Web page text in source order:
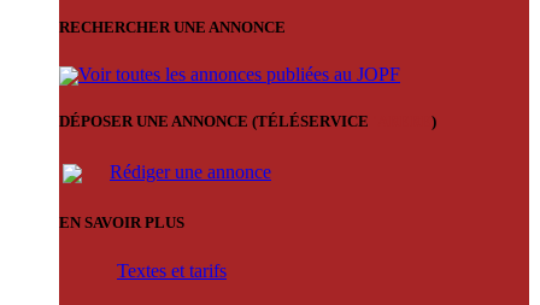
RECHERCHER UNE ANNONCE
Voir toutes les annonces publiées au JOPF
DÉPOSER UNE ANNONCE (TÉLÉSERVICE )
Rédiger une annonce
EN SAVOIR PLUS
Textes et tarifs